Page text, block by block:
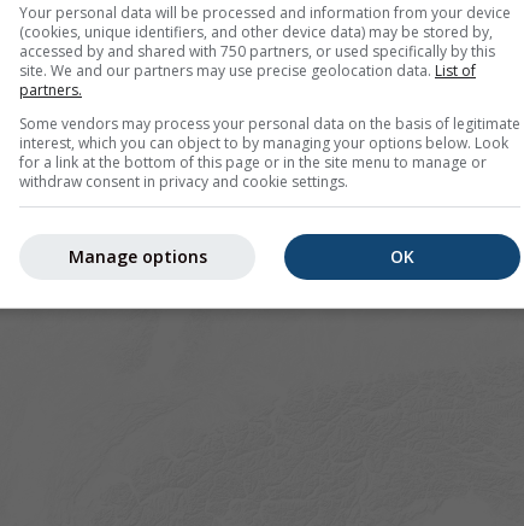
Your personal data will be processed and information from your device
(cookies, unique identifiers, and other device data) may be stored by,
accessed by and shared with 750 partners, or used specifically by this
site. We and our partners may use precise geolocation data. List of
partners.
Some vendors may process your personal data on the basis of legitimate
interest, which you can object to by managing your options below. Look
for a link at the bottom of this page or in the site menu to manage or
withdraw consent in privacy and cookie settings.
OK
Manage options